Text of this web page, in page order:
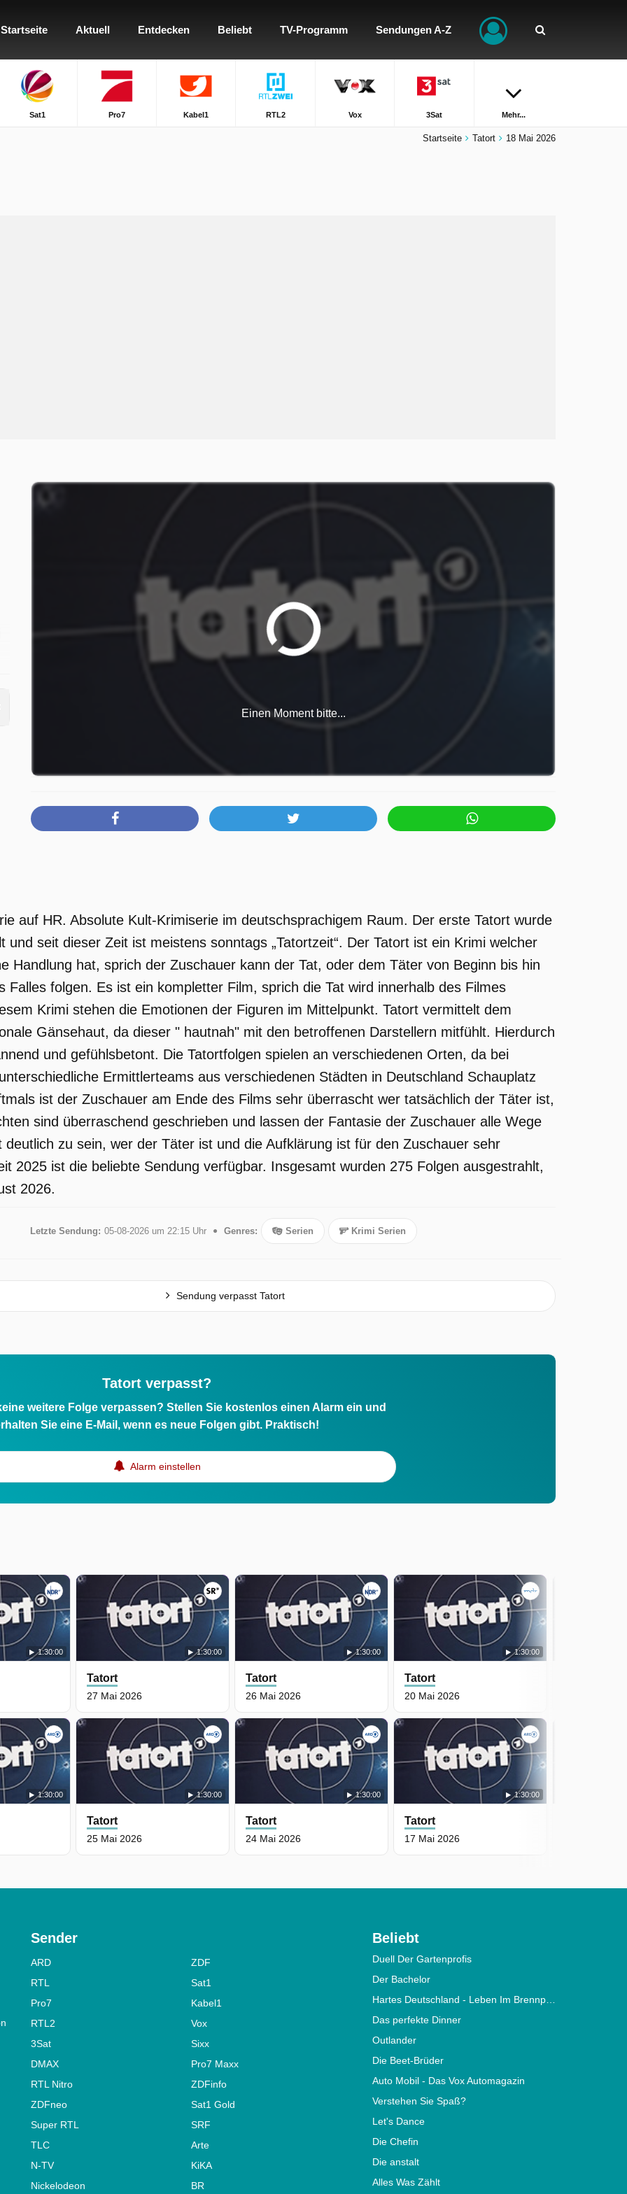
Startseite Aktuell Entdecken Beliebt TV-Programm Sendungen A-Z
Sat1 Pro7 Kabel1 RTL2 Vox 3Sat Mehr...
Startseite Tatort 18 Mai 2026
Einen Moment bitte...
auf HR. Absolute Kult-Krimiserie im deutschsprachigem Raum. Der erste Tatort wurde
und seit dieser Zeit ist meistens sonntags „Tatortzeit“. Der Tatort ist ein Krimi welcher
Handlung hat, sprich der Zuschauer kann der Tat, oder dem Täter von Beginn bis hin
Falles folgen. Es ist ein kompletter Film, sprich die Tat wird innerhalb des Filmes
Krimi stehen die Emotionen der Figuren im Mittelpunkt. Tatort vermittelt dem
Gänsehaut, da dieser " hautnah" mit den betroffenen Darstellern mitfühlt. Hierdurch
und gefühlsbetont. Die Tatortfolgen spielen an verschiedenen Orten, da bei
Ermittlerteams aus verschiedenen Städten in Deutschland Schauplatz
ist der Zuschauer am Ende des Films sehr überrascht wer tatsächlich der Täter ist,
sind überraschend geschrieben und lassen der Fantasie der Zuschauer alle Wege
zu sein, wer der Täter ist und die Aufklärung ist für den Zuschauer sehr
2025 ist die beliebte Sendung verfügbar. Insgesamt wurden 275 Folgen ausgestrahlt,
2026.
Letzte Sendung: 05-08-2026 um 22:15 Uhr Genres: Serien Krimi Serien
Sendung verpasst Tatort
Tatort verpasst?
weitere Folge verpassen? Stellen Sie kostenlos einen Alarm ein und
Sie eine E-Mail, wenn es neue Folgen gibt. Praktisch!
Alarm einstellen
1:30:00
1:30:00
1:30:00
Tatort
27 Mai 2026
1:30:00
Tatort
26 Mai 2026
1:30:00
Tatort
25 Mai 2026
1:30:00
Tatort
24 Mai 2026
1:30:00
Tatort
20 Mai 2026
1:30:00
Tatort
17 Mai 2026
Sender
ARD
ZDF
RTL
Sat1
Pro7
Kabel1
RTL2
Vox
3Sat
Sixx
DMAX
Pro7 Maxx
RTL Nitro
ZDFinfo
ZDFneo
Sat1 Gold
Super RTL
SRF
TLC
Arte
N-TV
KiKA
Nickelodeon
BR
Beliebt
Duell Der Gartenprofis
Der Bachelor
Hartes Deutschland - Leben Im Brennpunkt
Das perfekte Dinner
Outlander
Die Beet-Brüder
Auto Mobil - Das Vox Automagazin
Verstehen Sie Spaß?
Let's Dance
Die Chefin
Die anstalt
Alles Was Zählt